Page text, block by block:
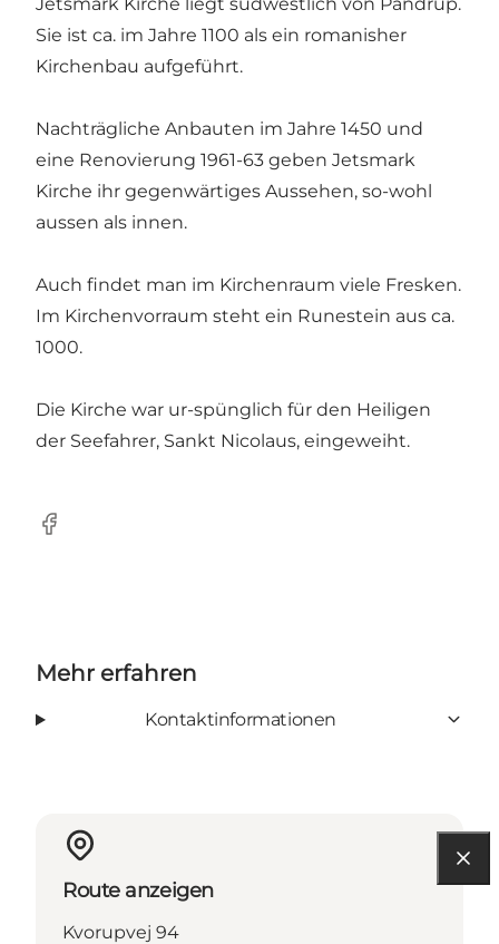
Sie ist ca. im Jahre 1100 als ein romanisher
Kirchenbau aufgeführt.
Nachträgliche Anbauten im Jahre 1450 und
eine Renovierung 1961-63 geben Jetsmark
Kirche ihr gegenwärtiges Aussehen, so-wohl
aussen als innen.
Auch findet man im Kirchenraum viele Fresken.
Im Kirchenvorraum steht ein Runestein aus ca.
1000.
Die Kirche war ur-spünglich für den Heiligen
der Seefahrer, Sankt Nicolaus, eingeweiht.
Facebook
Mehr erfahren
Kontaktinformationen
Route anzeigen
Kvorupvej 94